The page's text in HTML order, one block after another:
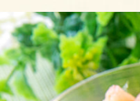
した果
ごち